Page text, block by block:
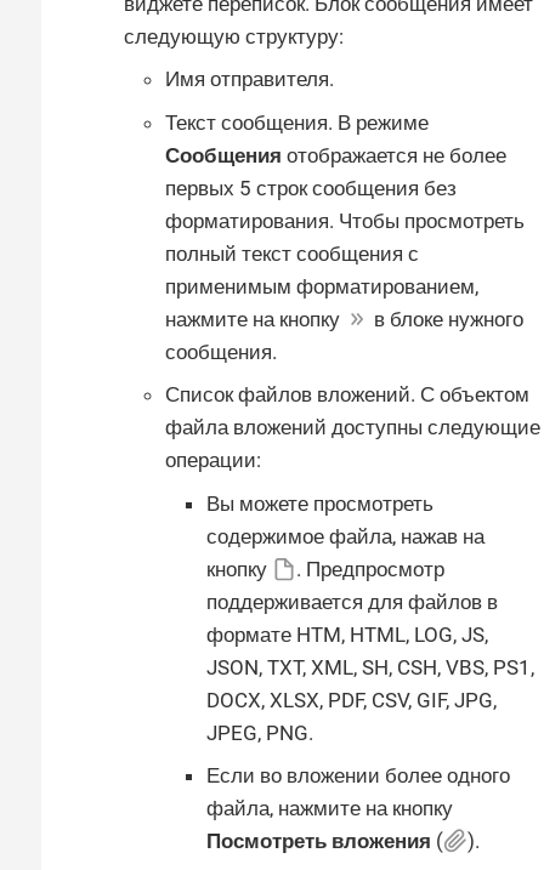
следующую структуру:
Имя отправителя.
Текст сообщения. В режиме
Сообщения отображается не более
первых 5 строк сообщения без
форматирования. Чтобы просмотреть
полный текст сообщения с
применимым форматированием,
нажмите на кнопку
в блоке нужного
сообщения.
Список файлов вложений. С объектом
файла вложений доступны следующие
операции:
Вы можете просмотреть
содержимое файла, нажав на
кнопку
. Предпросмотр
поддерживается для файлов в
формате HTM, HTML, LOG, JS,
JSON, TXT, XML, SH, CSH, VBS, PS1,
DOCX, XLSX, PDF, CSV, GIF, JPG,
JPEG, PNG.
Если во вложении более одного
файла, нажмите на кнопку
Посмотреть вложения (
).